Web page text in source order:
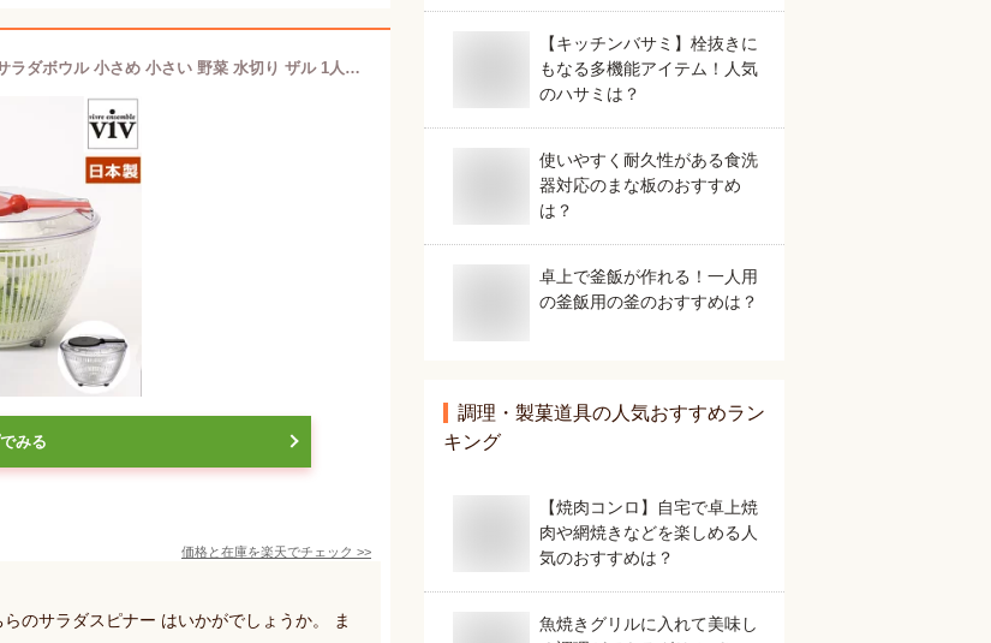
【ラスト1点】viv サラダスピナー Sサイズ 日本製サラダボウル 小さめ 小さい 野菜 水切り ザル 1人用 分解 丸洗い 簡単 ひとり暮らし キッチン雑貨 便利グッズ アイディアグッズ スピナー 水きり器
みる
価格と在庫を楽天でチェック >>
のサラダスピナー はいかがでしょうか。 ま
【キッチンバサミ】栓抜きに
もなる多機能アイテム！人気
のハサミは？
使いやすく耐久性がある食洗
器対応のまな板のおすすめ
は？
卓上で釜飯が作れる！一人用
の釜飯用の釜のおすすめは？
調理・製菓道具の人気おすすめラン
キング
【焼肉コンロ】自宅で卓上焼
肉や網焼きなどを楽しめる人
気のおすすめは？
魚焼きグリルに入れて美味し